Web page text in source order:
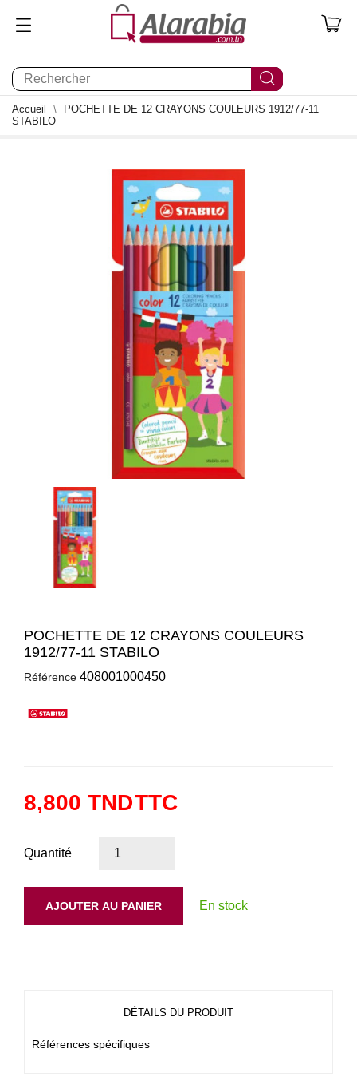
0
Accueil
POCHETTE DE 12 CRAYONS COULEURS 1912/77-11
STABILO
POCHETTE DE 12 CRAYONS COULEURS
1912/77-11 STABILO
Référence 408001000450
8,800 TNDTTC
Quantité
AJOUTER AU PANIER En stock
DÉTAILS DU PRODUIT
Références spécifiques